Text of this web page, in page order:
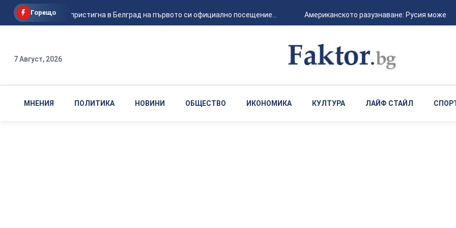
Горещо
Зеленски пристигна в Белград на първото си официално посещение... Американското разузнаване: Русия може
7 Август, 2026
МНЕНИЯ ПОЛИТИКА НОВИНИ ОБЩЕСТВО ИКОНОМИКА КУЛТУРА ЛАЙФ СТАЙЛ